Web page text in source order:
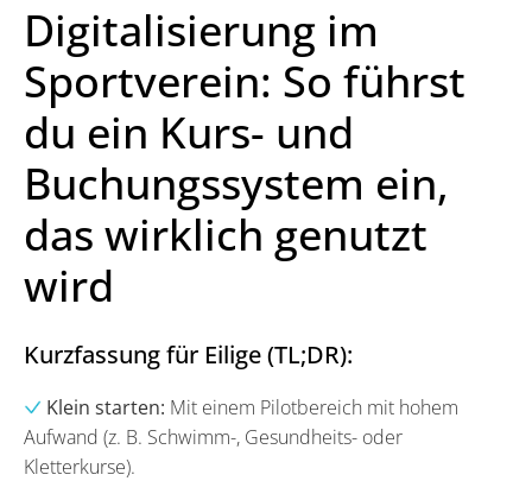
Digitalisierung im
Sportverein: So führst
du ein Kurs- und
Buchungssystem ein,
das wirklich genutzt
wird
Kurzfassung für Eilige (TL;DR):
Klein starten: Mit einem Pilotbereich mit hohem
Aufwand (z. B. Schwimm-, Gesundheits- oder
Kletterkurse).